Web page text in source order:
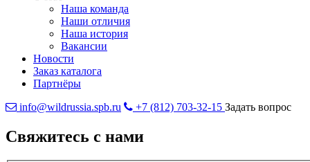
Наша команда
Наши отличия
Наша история
Вакансии
Новости
Заказ каталога
Партнёры
info@wildrussia.spb.ru
+7 (812) 703-32-15 Задать вопрос
Свяжитесь с нами